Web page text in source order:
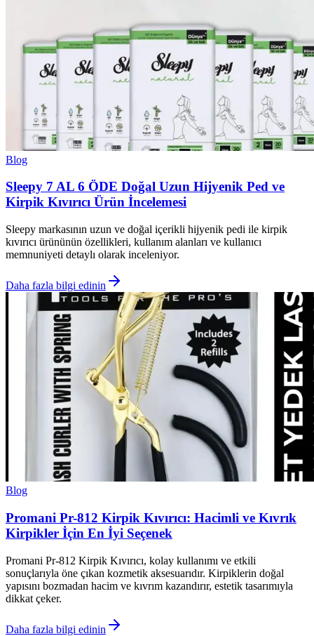
Blog
Sleepy 7 AL 6 ÖDE Doğal Uzun Hijyenik Ped ve
Kirpik Kıvırıcı Ürün İncelemesi
Sleepy markasının uzun ve doğal içerikli hijyenik pedi ile kirpik
kıvırıcı ürününün özellikleri, kullanım alanları ve kullanıcı
memnuniyeti detaylı olarak inceleniyor.
Daha fazla bilgi edinin
Blog
Promani Pr-812 Kirpik Kıvırıcı: Hacimli ve Kıvrık
Kirpikler İçin En İyi Seçenek
Promani Pr-812 Kirpik Kıvırıcı, kolay kullanımı ve etkili
sonuçlarıyla öne çıkan kozmetik aksesuarıdır. Kirpiklerin doğal
yapısını bozmadan hacim ve kıvrım kazandırır, estetik tasarımıyla
dikkat çeker.
Daha fazla bilgi edinin